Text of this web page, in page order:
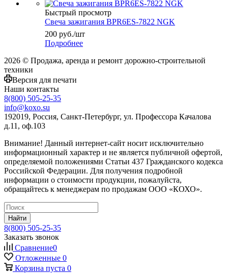
Быстрый просмотр
Свеча зажигания BPR6ES-7822 NGK
200 руб./шт
Подробнее
2026 © Продажа, аренда и ремонт дорожно-строительной
техники
Версия для печати
Наши контакты
8(800) 505-25-35
info@koxo.su
192019, Россия, Санкт-Петербург, ул. Профессора Качалова
д.11, оф.103
Внимание! Данный интернет-сайт носит исключительно
информационный характер и не является публичной офертой,
определяемой положениями Статьи 437 Гражданского кодекса
Российской Федерации. Для получения подробной
информации о стоимости продукции, пожалуйста,
обращайтесь к менеджерам по продажам ООО «КОХО».
Найти
8(800) 505-25-35
Заказать звонок
Сравнение0
Отложенные 0
Корзина пуста 0